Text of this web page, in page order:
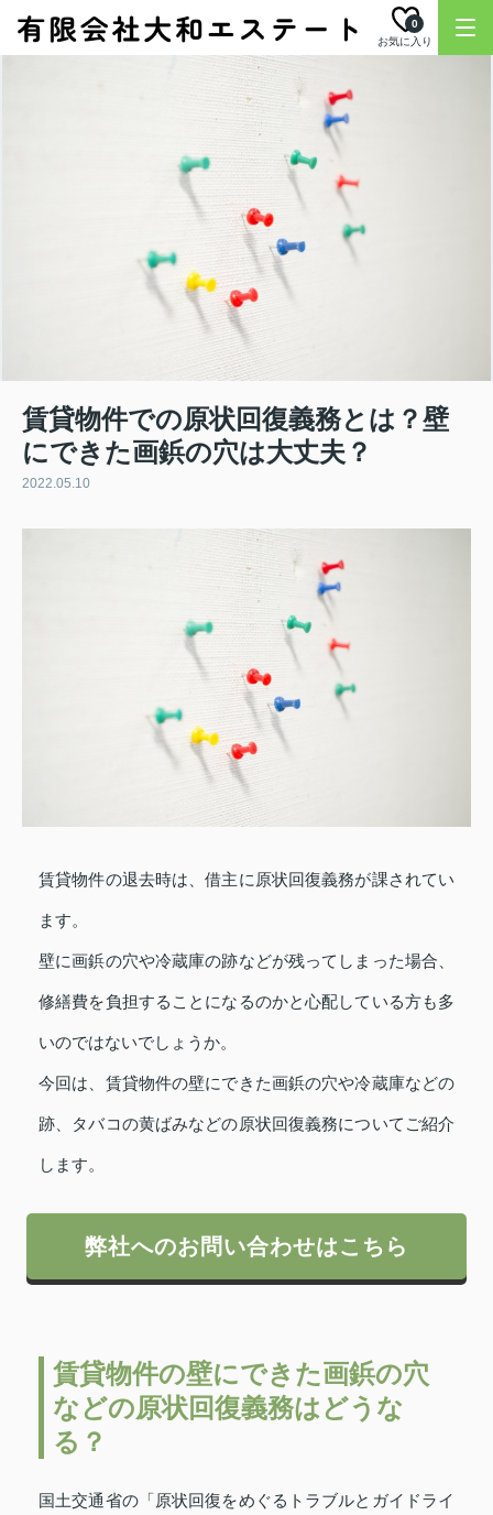
お気に入り
0
賃貸物件での原状回復義務とは？壁
にできた画鋲の穴は大丈夫？
2022.05.10
賃貸物件の退去時は、借主に原状回復義務が課されてい
ます。
壁に画鋲の穴や冷蔵庫の跡などが残ってしまった場合、
修繕費を負担することになるのかと心配している方も多
いのではないでしょうか。
今回は、賃貸物件の壁にできた画鋲の穴や冷蔵庫などの
跡、タバコの黄ばみなどの原状回復義務についてご紹介
します。
弊社へのお問い合わせはこちら
賃貸物件の壁にできた画鋲の穴
などの原状回復義務はどうな
る？
国土交通省の「原状回復をめぐるトラブルとガイドライ